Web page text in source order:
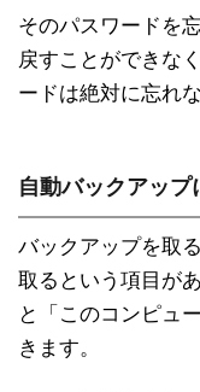
そのパスワードを
戻すことができな
ードは絶対に忘れ
自動バックアップ
バックアップを取
取るという項目が
と「このコンピュ
きます。